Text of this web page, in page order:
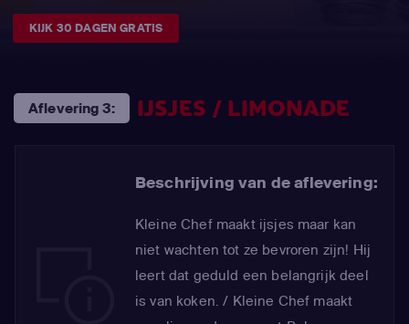
KIJK 30 DAGEN GRATIS
Aflevering 3: IJSJES / LIMONADE
Beschrijving van de aflevering:
Kleine Chef maakt ijsjes maar kan
niet wachten tot ze bevroren zijn! Hij
leert dat geduld een belangrijk deel
is van koken. / Kleine Chef maakt